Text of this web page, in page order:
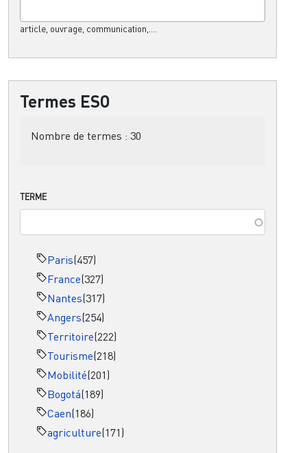
article, ouvrage, communication,....
Termes ESO
Nombre de termes : 30
TERME
Paris(457)
France(327)
Nantes(317)
Angers(254)
Territoire(222)
Tourisme(218)
Mobilité(201)
Bogotá(189)
Caen(186)
agriculture(171)